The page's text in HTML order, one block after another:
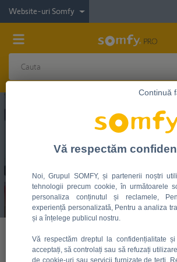
Website-uri Somfy
PLATFORMA SOMFY PENTRU
SOMFY PRO este platforma care
Vă respectăm
Noi, Grupul SOMFY, și partenerii noștri
tehnologii precum cookie, în următoarele
personaliza conținutul și reclamele,
experiență personalizată, Pentru a analiza
și a înțelege publicul nostru.
Vă respectăm dreptul la confidențialitate
acceptați, să controlați sau să refuzați
de cookie-uri sau servicii furnizate de terți.
Continuă